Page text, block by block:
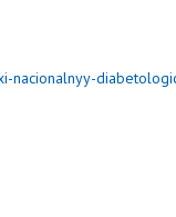
nacionalnyy-